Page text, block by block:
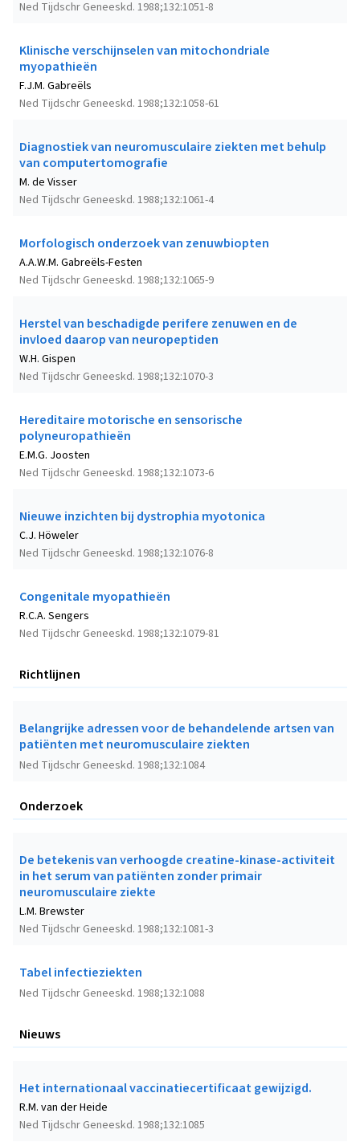
Ned Tijdschr Geneeskd. 1988;132:1051-8
Klinische verschijnselen van mitochondriale
myopathieën
Ned Tijdschr Geneeskd. 1988;132:1058-61
F.J.M. Gabreëls
Diagnostiek van neuromusculaire ziekten met behulp
van computertomografie
Ned Tijdschr Geneeskd. 1988;132:1061-4
M. de Visser
Morfologisch onderzoek van zenuwbiopten
Ned Tijdschr Geneeskd. 1988;132:1065-9
A.A.W.M. Gabreëls-Festen
Herstel van beschadigde perifere zenuwen en de
invloed daarop van neuropeptiden
Ned Tijdschr Geneeskd. 1988;132:1070-3
W.H. Gispen
Hereditaire motorische en sensorische
polyneuropathieën
Ned Tijdschr Geneeskd. 1988;132:1073-6
E.M.G. Joosten
Nieuwe inzichten bij dystrophia myotonica
Ned Tijdschr Geneeskd. 1988;132:1076-8
C.J. Höweler
Congenitale myopathieën
Ned Tijdschr Geneeskd. 1988;132:1079-81
R.C.A. Sengers
Richtlijnen
Belangrijke adressen voor de behandelende artsen van
patiënten met neuromusculaire ziekten
Ned Tijdschr Geneeskd. 1988;132:1084
Onderzoek
De betekenis van verhoogde creatine-kinase-activiteit
in het serum van patiënten zonder primair
neuromusculaire ziekte
Ned Tijdschr Geneeskd. 1988;132:1081-3
L.M. Brewster
Tabel infectieziekten
Ned Tijdschr Geneeskd. 1988;132:1088
Nieuws
Het internationaal vaccinatiecertificaat gewijzigd.
Ned Tijdschr Geneeskd. 1988;132:1085
R.M. van der Heide